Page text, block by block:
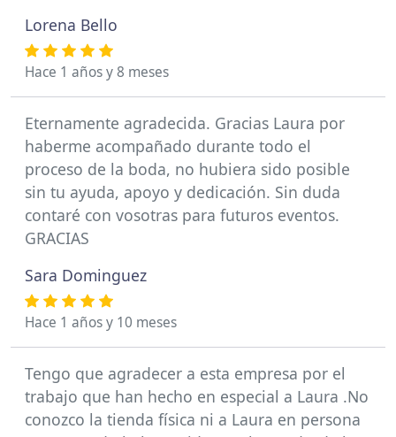
Lorena Bello
Hace 1 años y 8 meses
Eternamente agradecida. Gracias Laura por
haberme acompañado durante todo el
proceso de la boda, no hubiera sido posible
sin tu ayuda, apoyo y dedicación. Sin duda
contaré con vosotras para futuros eventos.
GRACIAS
Sara Dominguez
Hace 1 años y 10 meses
Tengo que agradecer a esta empresa por el
trabajo que han hecho en especial a Laura .No
conozco la tienda física ni a Laura en persona